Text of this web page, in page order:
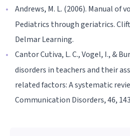
Andrews, M. L. (2006). Manual of
Pediatrics through geriatrics.
Delmar Learning.
Cantor Cutiva, L. C., Vogel, I., &
disorders in teachers and their
related factors: A systematic
Communication Disorders, 46,